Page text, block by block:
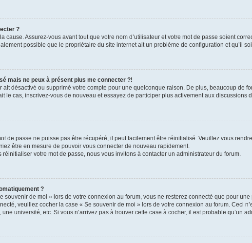
?
cause. Assurez-vous avant tout que votre nom d’utilisateur et votre mot de passe soient
possible que le propriétaire du site internet ait un problème de configuration et qu’il
mais ne peux à présent plus me connecter ?!
ait désactivé ou supprimé votre compte pour une quelconque raison. De plus, beaucoup de
le cas, inscrivez-vous de nouveau et essayez de participer plus activement aux discussions
de passe ne puisse pas être récupéré, il peut facilement être réinitialisé. Veuillez vous
être en mesure de pouvoir vous connecter de nouveau rapidement.
votre mot de passe, nous vous invitons à contacter un administrateur du forum.
?
souvenir de moi » lors de votre connexion au forum, vous ne resterez connecté que pour
veuillez cocher la case « Se souvenir de moi » lors de votre connexion au forum. Ceci
université, etc. Si vous n’arrivez pas à trouver cette case à cocher, il est probable qu’un